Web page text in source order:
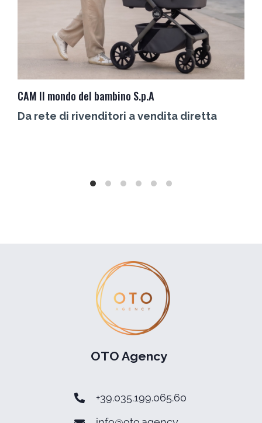
CAM Il mondo del bambino S.p.A
Da rete di rivenditori a vendita diretta
OTO Agency
+39.035.199.065.60